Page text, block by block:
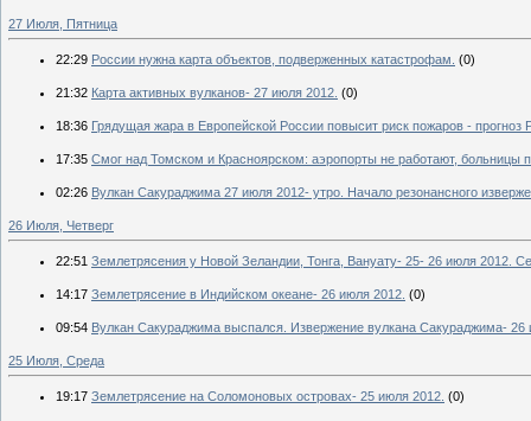
27 Июля, Пятница
22:29 России нужна карта объектов, подверженных катастрофам. (0)
21:32 Карта активных вулканов- 27 июля 2012. (0)
18:36 Грядущая жара в Европейской России повысит риск пожаров - прогноз
17:35 Смог над Томском и Красноярском: аэропорты не работают, больницы
02:26 Вулкан Сакураджима 27 июля 2012- утро. Начало резонансного
26 Июля, Четверг
22:51 Землетрясения у Новой Зеландии, Тонга, Вануату- 25- 26 июля 2012.
14:17 Землетрясение в Индийском океане- 26 июля 2012. (0)
09:54 Вулкан Сакураджима выспался. Извержение вулкана Сакураджима- 26
25 Июля, Среда
19:17 Землетрясение на Соломоновых островах- 25 июля 2012. (0)